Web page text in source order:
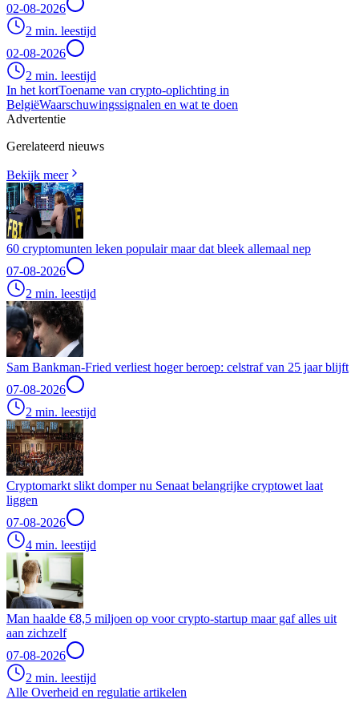
02-08-2026
2 min. leestijd
02-08-2026
2 min. leestijd
In het kortToename van crypto-oplichting in
BelgiëWaarschuwingssignalen en wat te doen
Advertentie
Gerelateerd nieuws
Bekijk meer
60 cryptomunten leken populair maar dat bleek allemaal nep
07-08-2026
2 min. leestijd
Sam Bankman-Fried verliest hoger beroep: celstraf van 25 jaar blijft
07-08-2026
2 min. leestijd
Cryptomarkt slikt domper nu Senaat belangrijke cryptowet laat
liggen
07-08-2026
4 min. leestijd
Man haalde €8,5 miljoen op voor crypto-startup maar gaf alles uit
aan zichzelf
07-08-2026
2 min. leestijd
Alle Overheid en regulatie artikelen